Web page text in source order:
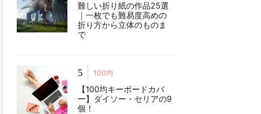
難しい折り紙の作品25選
｜一枚でも難易度高めの
折り方から立体のものま
で
5 100均
【100均キーボードカバ
ー】ダイソー・セリアの9
個！